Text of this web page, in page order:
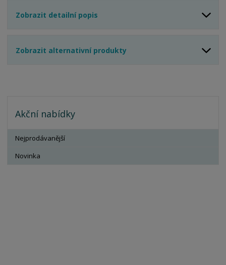
Zobrazit detailní popis
Zobrazit alternativní produkty
Akční nabídky
Nejprodávanější
Novinka